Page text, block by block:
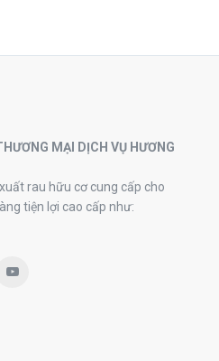
MẠI DỊCH VỤ HƯƠNG
rau hữu cơ cung cấp cho
tiện lợi cao cấp như: